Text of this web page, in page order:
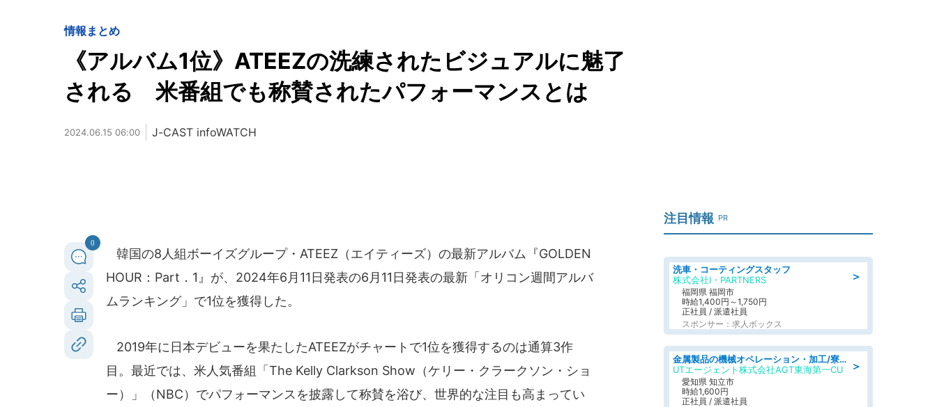
情報まとめ
《アルバム1位》ATEEZの洗練されたビジュアルに魅了
される 米番組でも称賛されたパフォーマンスとは
2024.06.15 06:00 J-CAST infoWATCH
0
韓国の8人組ボーイズグループ・ATEEZ（エイティーズ）の最新アルバム『GOLDEN
HOUR：Part．1』が、2024年6月11日発表の6月11日発表の最新「オリコン週間アルバ
ムランキング」で1位を獲得した。
2019年に日本デビューを果たしたATEEZがチャートで1位を獲得するのは通算3作
目。最近では、米人気番組「The Kelly Clarkson Show（ケリー・クラークソン・ショ
ー）」（NBC）でパフォーマンスを披露して称賛を浴び、世界的な注目も高まってい
注目情報 PR
＞
洗車・コーティングスタッフ
株式会社I・PARTNERS
福岡県 福岡市
時給1,400円～1,750円
正社員 / 派遣社員
スポンサー：求人ボックス
＞
金属製品の機械オペレーション・加工/寮完備/日払い/工場・製造
UTエージェント株式会社AGT東海第一CU
愛知県 知立市
時給1,600円
正社員 / 派遣社員